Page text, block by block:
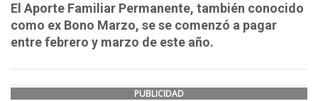
El Aporte Familiar Permanente, también conocido
como ex Bono Marzo, se se comenzó a pagar
entre febrero y marzo de este año.
PUBLICIDAD